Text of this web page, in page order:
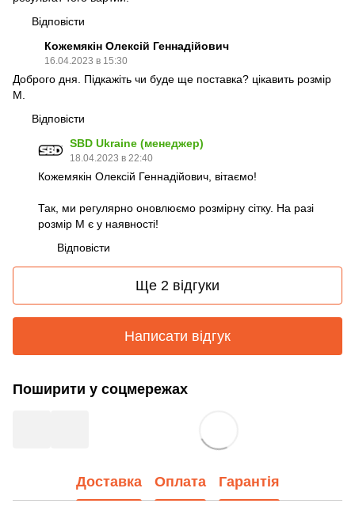
Відповісти
Кожемякін Олексій Геннадійович
16.04.2023 в 15:30
Доброго дня. Підкажіть чи буде ще поставка? цікавить розмір
М.
Відповісти
SBD Ukraine (менеджер)
18.04.2023 в 22:40
Кожемякін Олексій Геннадійович, вітаємо!
Так, ми регулярно оновлюємо розмірну сітку. На разі
розмір М є у наявності!
Відповісти
Ще 2 відгуки
Написати відгук
Поширити у соцмережах
Доставка Оплата Гарантія